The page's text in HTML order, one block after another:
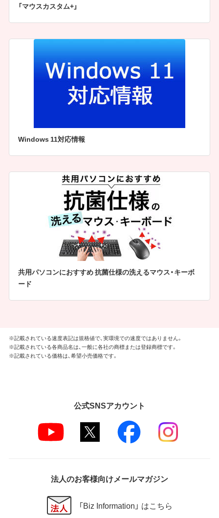
「マウスカスタム+」
Windows 11対応情報
共用パソコンにおすすめ 抗菌仕様の洗えるマウス・キーボ
ード
※記載されている速度表記は規格値で、実環境での速度ではありません。
※記載されている各商品名は、一般に各社の商標または登録商標です。
※記載されている価格は、希望小売価格です。
公式SNSアカウント
法人のお客様向けメールマガジン
「Biz Information」 はこちら